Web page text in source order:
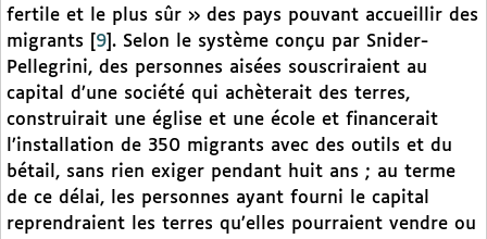
fertile et le plus sûr » des pays pouvant accueillir des
migrants
9 . Selon le système conçu par Snider-
Pellegrini, des personnes aisées souscriraient au
capital d’une société qui achèterait des terres,
construirait une église et une école et financerait
l’installation de 350 migrants avec des outils et du
bétail, sans rien exiger pendant huit ans ; au terme
de ce délai, les personnes ayant fourni le capital
reprendraient les terres qu’elles pourraient vendre ou